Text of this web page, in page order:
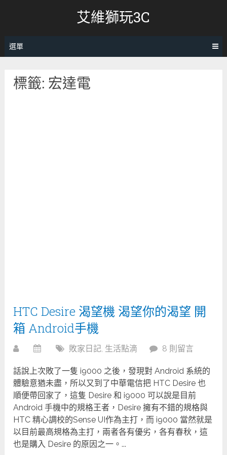
艾維獅玩3C
選單
標籤: 宏達電
HTC Desire 渴望機 渴望你的渴望 開
箱 Android手機
敗家日記, 生活點滴 8 則留言
話說上次敗了一隻 i9000 之後，發現對 Android 系統的
體驗意猶未盡，所以又到了中華電信把 HTC Desire 也
順便帶回家了，這隻 Desire 和 i9000 可以說是目前
Android 手機中的規格王者，Desire 擁有不錯的規格與
HTC 精心調校的Sense UI作為主打，而 i9000 當然就是
以目前最高規格為主打，兩者各有優劣，各有春秋，這
也是購入 Desire 的原因之一。...